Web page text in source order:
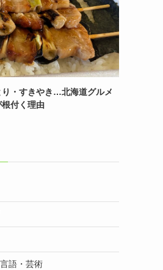
り・すきやき…北海道グルメ
付く理由
語・芸術